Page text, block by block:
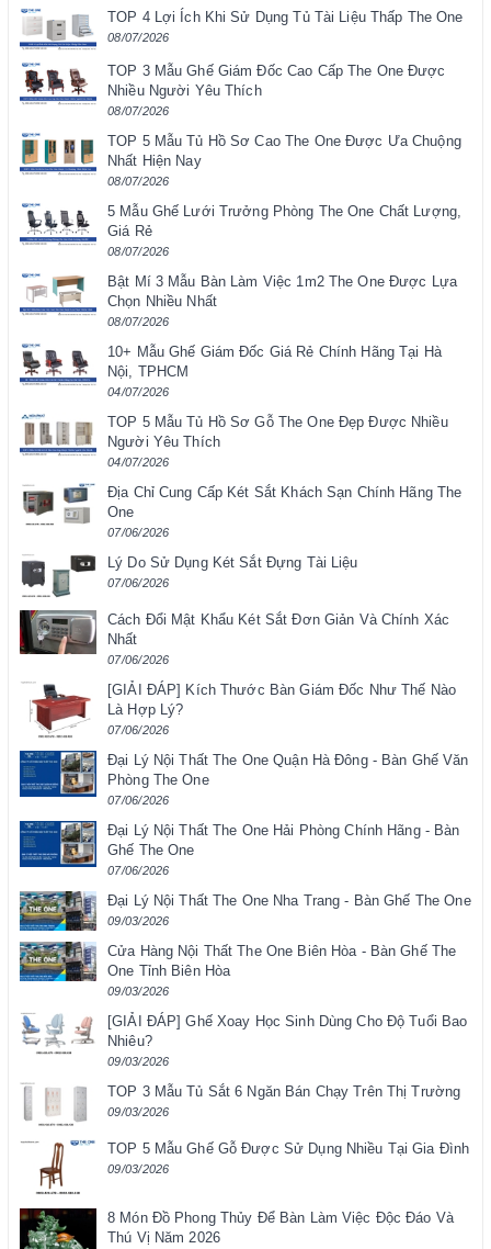
TOP 4 Lợi Ích Khi Sử Dụng Tủ Tài Liệu Thấp The One
08/07/2026
TOP 3 Mẫu Ghế Giám Đốc Cao Cấp The One Được
Nhiều Người Yêu Thích
08/07/2026
TOP 5 Mẫu Tủ Hồ Sơ Cao The One Được Ưa Chuộng
Nhất Hiện Nay
08/07/2026
5 Mẫu Ghế Lưới Trưởng Phòng The One Chất Lượng,
Giá Rẻ
08/07/2026
Bật Mí 3 Mẫu Bàn Làm Việc 1m2 The One Được Lựa
Chọn Nhiều Nhất
08/07/2026
10+ Mẫu Ghế Giám Đốc Giá Rẻ Chính Hãng Tại Hà
Nội, TPHCM
04/07/2026
TOP 5 Mẫu Tủ Hồ Sơ Gỗ The One Đẹp Được Nhiều
Người Yêu Thích
04/07/2026
Địa Chỉ Cung Cấp Két Sắt Khách Sạn Chính Hãng The
One
07/06/2026
Lý Do Sử Dụng Két Sắt Đựng Tài Liệu
07/06/2026
Cách Đổi Mật Khẩu Két Sắt Đơn Giản Và Chính Xác
Nhất
07/06/2026
[GIẢI ĐÁP] Kích Thước Bàn Giám Đốc Như Thế Nào
Là Hợp Lý?
07/06/2026
Đại Lý Nội Thất The One Quận Hà Đông - Bàn Ghế Văn
Phòng The One
07/06/2026
Đại Lý Nội Thất The One Hải Phòng Chính Hãng - Bàn
Ghế The One
07/06/2026
Đại Lý Nội Thất The One Nha Trang - Bàn Ghế The One
09/03/2026
Cửa Hàng Nội Thất The One Biên Hòa - Bàn Ghế The
One Tỉnh Biên Hòa
09/03/2026
[GIẢI ĐÁP] Ghế Xoay Học Sinh Dùng Cho Độ Tuổi Bao
Nhiêu?
09/03/2026
TOP 3 Mẫu Tủ Sắt 6 Ngăn Bán Chạy Trên Thị Trường
09/03/2026
TOP 5 Mẫu Ghế Gỗ Được Sử Dụng Nhiều Tại Gia Đình
09/03/2026
8 Món Đồ Phong Thủy Để Bàn Làm Việc Độc Đáo Và
Thú Vị Năm 2026